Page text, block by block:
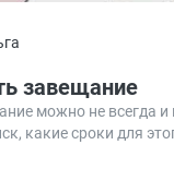
завещание
можно не всегда
какие сроки для